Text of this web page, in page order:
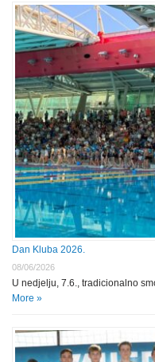
Dan Kluba 2026.
08/06/2026
U nedjelju, 7.6., tradicionalno
More »